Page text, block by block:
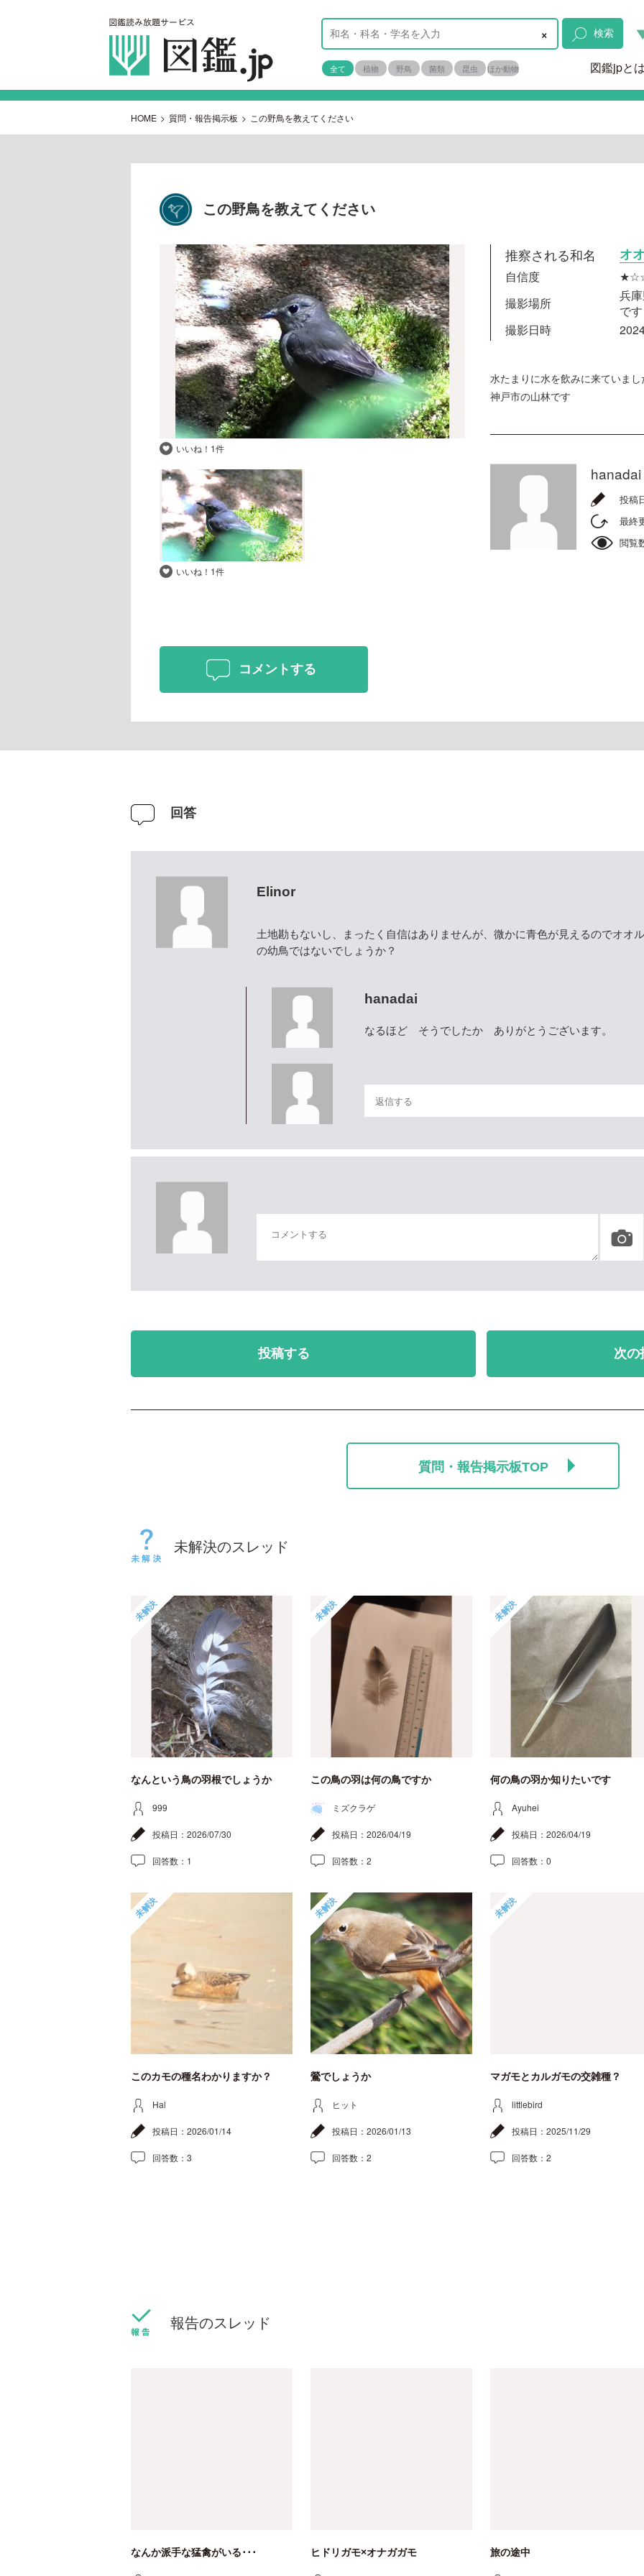
× 検索
全て 植物 野鳥 菌類 昆虫 ほか動物 図鑑jpと
HOME > 質問・報告掲示板 > この野鳥を教えてください
この野鳥を教えてください
いいね！ 1件
いいね！ 1件
推察される和名 オ
自信度
撮影場所
兵
です
撮影日時
水たまりに水を飲みに来ていまし
神戸市の山林です
hanadai
投稿
最終
閲覧
コメントする
回答
Elinor
土地勘もないし、まったく自信はありませんが、微かに青色が見えるのでオオ
の幼鳥ではないでしょうか？
hanadai
なるほど そうでしたか ありがとうございます。
投稿する 次の
質問・報告掲示板TOP
未解決のスレッド
未解決
なんという鳥の羽根でしょうか
999
投稿日： 2026/07/30
回答数： 1
未解決
この鳥の羽は何の鳥ですか
ミズクラゲ
投稿日： 2026/04/19
回答数： 2
未解決
何の鳥の羽か知りたいです
Ayuhei
投稿日： 2026/04/19
回答数： 0
未解決
このカモの種名わかりますか？
Hal
投稿日： 2026/01/14
回答数： 3
未解決
鶯でしょうか
ヒット
投稿日： 2026/01/13
回答数： 2
未解決
マガモとカルガモの交雑種？
littlebird
投稿日： 2025/11/29
回答数： 2
報告のスレッド
なんか派手な猛禽がいる･･･ ヒドリガモ×オナガガモ 旅の途中